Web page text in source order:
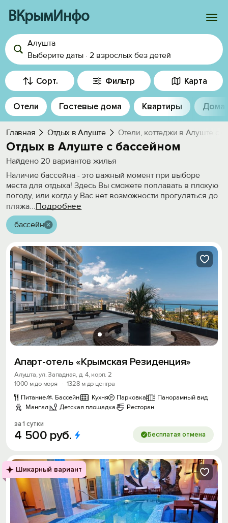
ВКрымИнфо
Войти
Избранное
История просмотра
Добавить свой объект
Алушта
Выберите даты · 2 взрослых без детей
Сорт. Фильтр Карта
Отели Гостевые дома Квартиры Дома
Главная Отдых в Алуште Отели, коттеджи в Алуште с
Отдых в Алуште с бассейном
Найдено 20 вариантов жилья
Наличие бассейна - это важный момент при выборе
места для отдыха! Здесь Вы сможете поплавать в плохую
погоду, или когда у Вас нет возможности прогуляться до
пляжа...Подробнее
бассейн
Апарт-отель «Крымская Резиденция»
Алушта, ул. Западная, д. 4, корп. 2
1000 м до моря
· 1328 м до центра
Питание
Бассейн Кухня Парковка
Панорамный вид
Мангал
Детская площадка Ресторан
за 1 сутки
4 500 руб. Бесплатая отмена
Шикарный вариант